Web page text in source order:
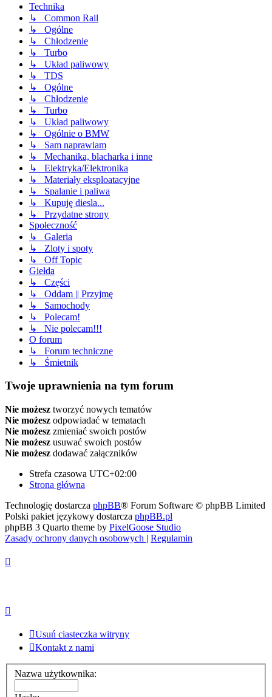
Technika
↳ Common Rail
↳ Ogólne
↳ Chłodzenie
↳ Turbo
↳ Układ paliwowy
↳ TDS
↳ Ogólne
↳ Chłodzenie
↳ Turbo
↳ Układ paliwowy
↳ Ogólnie o BMW
↳ Sam naprawiam
↳ Mechanika, blacharka i inne
↳ Elektryka/Elektronika
↳ Materiały eksploatacyjne
↳ Spalanie i paliwa
↳ Kupuję diesla...
↳ Przydatne strony
Społeczność
↳ Galeria
↳ Zloty i spoty
↳ Off Topic
Giełda
↳ Części
↳ Oddam || Przyjmę
↳ Samochody
↳ Polecam!
↳ Nie polecam!!!
O forum
↳ Forum techniczne
↳ Śmietnik
Twoje uprawnienia na tym forum
Nie możesz tworzyć nowych tematów
Nie możesz odpowiadać w tematach
Nie możesz zmieniać swoich postów
Nie możesz usuwać swoich postów
Nie możesz dodawać załączników
Strefa czasowa UTC+02:00
Strona główna
Technologię dostarcza phpBB® Forum Software © phpBB Limited
Polski pakiet językowy dostarcza phpBB.pl
phpBB 3 Quarto theme by PixelGoose Studio
Zasady ochrony danych osobowych | Regulamin
Usuń ciasteczka witryny
Kontakt z nami
Nazwa użytkownika: